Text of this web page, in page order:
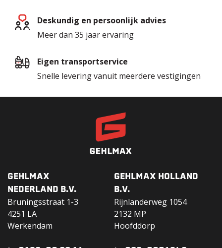
Deskundig en persoonlijk advies
Meer dan 35 jaar ervaring
Eigen transportservice
Snelle levering vanuit meerdere vestigingen
GEHLMAX
NEDERLAND B.V.
Bruningsstraat 1-3
4251 LA
Werkendam
GEHLMAX HOLLAND
B.V.
Rijnlanderweg 1054
2132 MP
Hoofddorp